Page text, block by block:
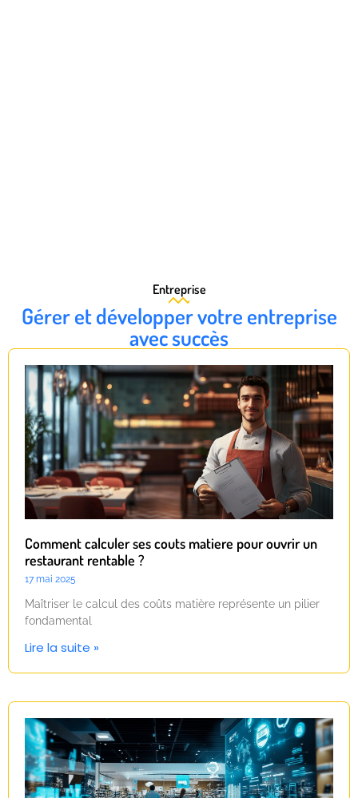
Entreprise
Gérer et développer votre entreprise
avec succès
Comment calculer ses couts matiere pour ouvrir un
restaurant rentable ?
17 mai 2025
Maîtriser le calcul des coûts matière représente un pilier
fondamental
Lire la suite »